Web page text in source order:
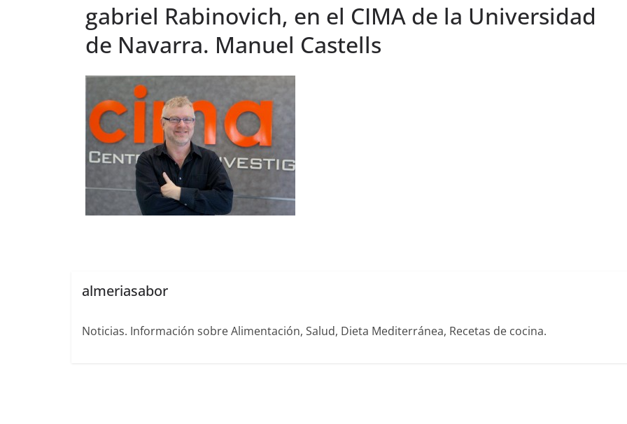
gabriel Rabinovich, en el CIMA de la Universidad
de Navarra. Manuel Castells
almeriasabor
Noticias. Información sobre Alimentación, Salud, Dieta Mediterránea, Recetas de cocina.